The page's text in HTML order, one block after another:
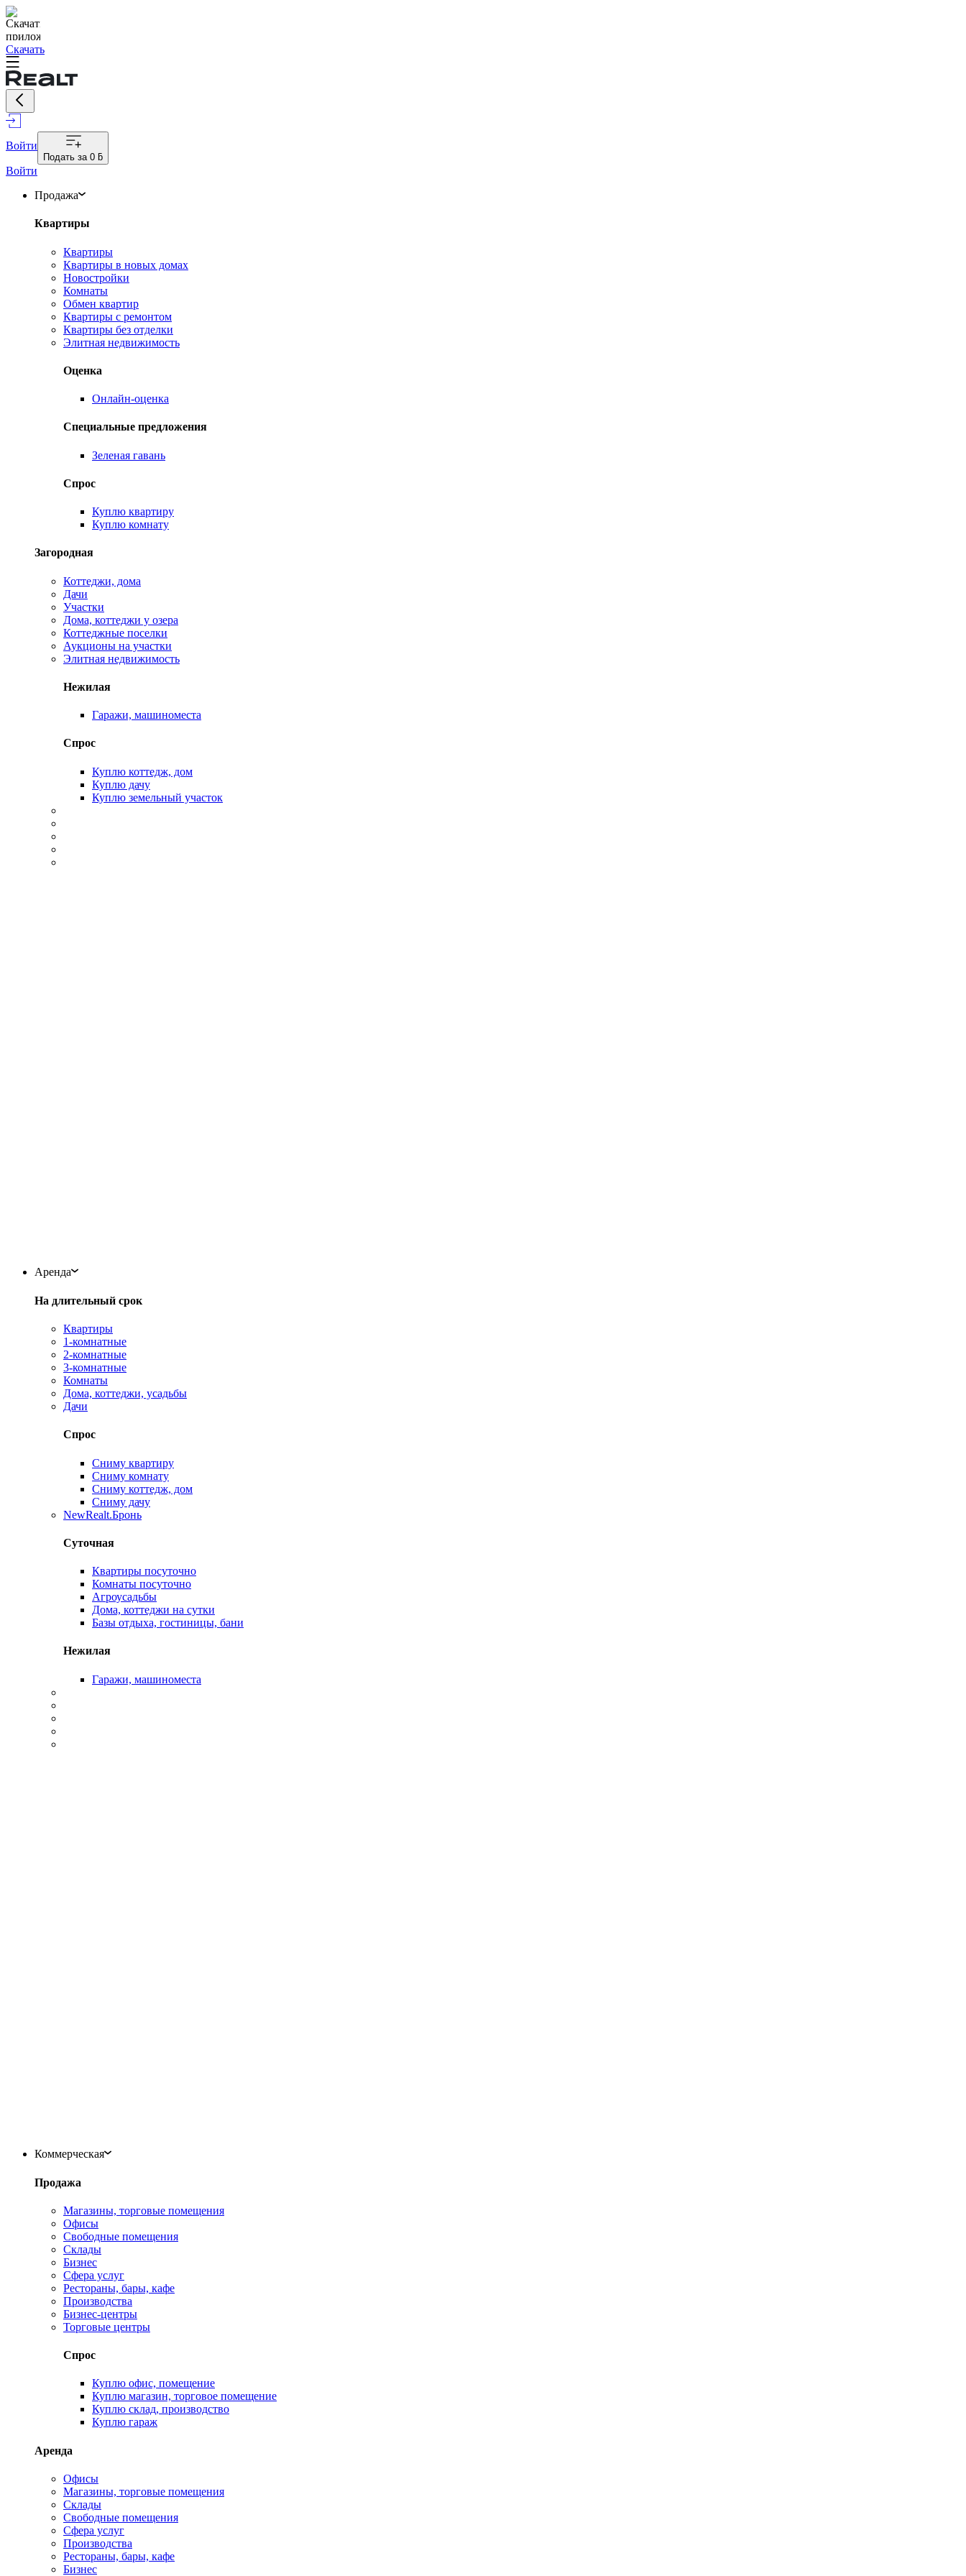
Скачать
Войти
Подать за 0 ƃ
Войти
Продажа
Квартиры
Квартиры
Квартиры в новых домах
Новостройки
Комнаты
Обмен квартир
Квартиры с ремонтом
Квартиры без отделки
Элитная недвижимость
Оценка
Онлайн-оценка
Специальные предложения
Зеленая гавань
Спрос
Куплю квартиру
Куплю комнату
Загородная
Коттеджи, дома
Дачи
Участки
Дома, коттеджи у озера
Коттеджные поселки
Аукционы на участки
Элитная недвижимость
Нежилая
Гаражи, машиноместа
Спрос
Куплю коттедж, дом
Куплю дачу
Куплю земельный участок
Аренда
На длительный срок
Квартиры
1-комнатные
2-комнатные
3-комнатные
Комнаты
Дома, коттеджи, усадьбы
Дачи
Спрос
Сниму квартиру
Сниму комнату
Сниму коттедж, дом
Сниму дачу
NewRealt.Бронь
Суточная
Квартиры посуточно
Комнаты посуточно
Агроусадьбы
Дома, коттеджи на сутки
Базы отдыха, гостиницы, бани
Нежилая
Гаражи, машиноместа
Коммерческая
Продажа
Магазины, торговые помещения
Офисы
Свободные помещения
Склады
Бизнес
Сфера услуг
Рестораны, бары, кафе
Производства
Бизнес-центры
Торговые центры
Спрос
Куплю офис, помещение
Куплю магазин, торговое помещение
Куплю склад, производство
Куплю гараж
Аренда
Офисы
Магазины, торговые помещения
Склады
Свободные помещения
Сфера услуг
Производства
Рестораны, бары, кафе
Бизнес